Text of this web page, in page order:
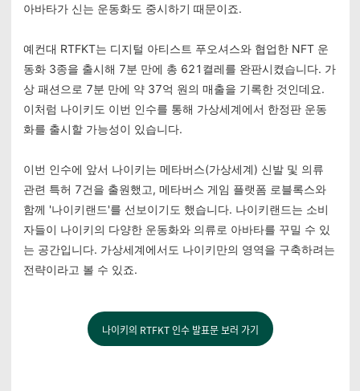
아바타가 신는 운동화도 중시하기 때문이죠.
예컨대 RTFKT는 디지털 아티스트 푸오셔스와 협업한 NFT 운
동화 3종을 출시해 7분 만에 총 621켤레를 완판시켰습니다. 가
상 패션으로 7분 만에 약 37억 원의 매출을 기록한 것인데요.
이처럼 나이키도 이번 인수를 통해 가상세계에서 한정판 운동
화를 출시할 가능성이 있습니다.
이번 인수에 앞서 나이키는 메타버스(가상세계) 신발 및 의류
관련 특허 7건을 출원했고, 메타버스 게임 플랫폼 로블록스와
함께 '나이키랜드'를 선보이기도 했습니다. 나이키랜드는 소비
자들이 나이키의 다양한 운동화와 의류로 아바타를 꾸밀 수 있
는 공간입니다. 가상세계에서도 나이키만의 영역을 구축하려는
전략이라고 볼 수 있죠.
나이키의 RTFKT 인수 발표문 보러 가기